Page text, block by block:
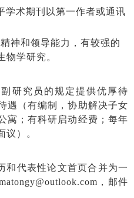
学术期刊以第一作者或通讯
神和领导能力，有较强的
物学研究。
研究员的规定提供优厚待
遇（有编制，协助解决子女
寓；有科研启动经费；每年
议）。
和代表性论文首页合并为一
，邮件